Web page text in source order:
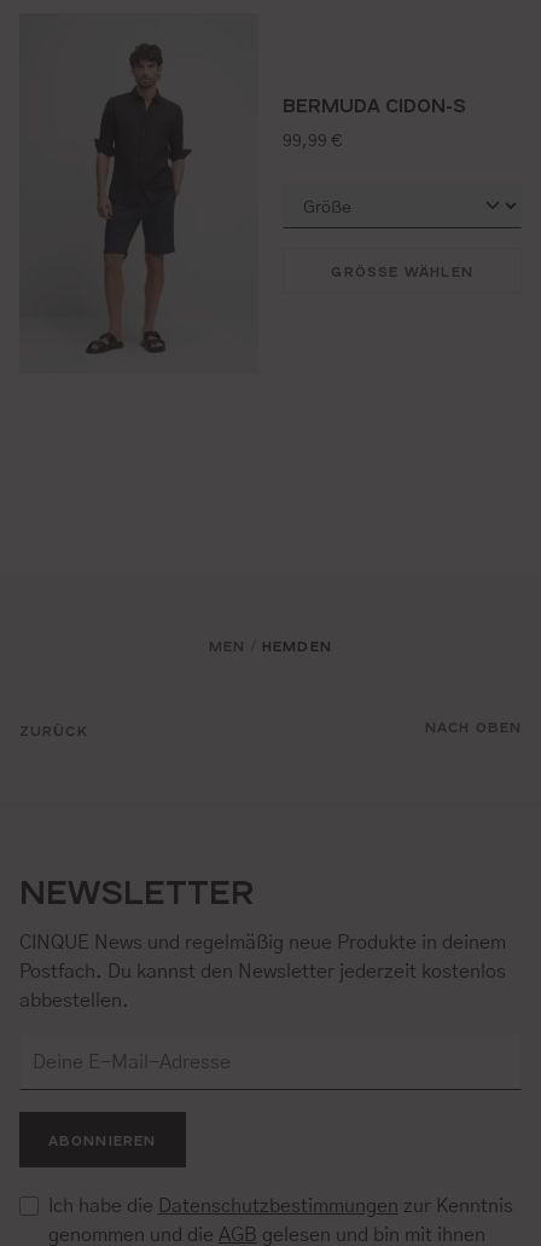
BERMUDA CIDON-S
regulärer preis:
99,99 €
GRÖSSE WÄHLEN
ZURÜCK
MEN HEMDEN
NACH OBEN
NEWSLETTER
CINQUE News und regelmäßig neue Produkte in deinem
Postfach. Du kannst den Newsletter jederzeit kostenlos
abbestellen.
ABONNIEREN
Ich habe die Datenschutzbestimmungen zur Kenntnis
genommen und die AGB gelesen und bin mit ihnen